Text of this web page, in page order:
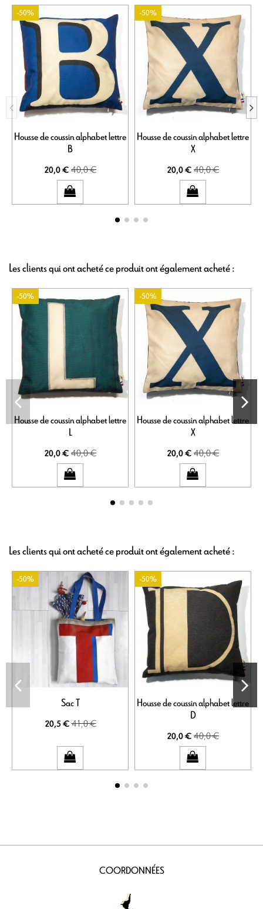
-50%
Housse de coussin alphabet lettre
B
20,0 €40,0 €
-50%
Housse de coussin alphabet lettre
X
20,0 €40,0 €
Les clients qui ont acheté ce produit ont également acheté :
-50%
Housse de coussin alphabet lettre
L
20,0 €40,0 €
-50%
Housse de coussin alphabet lettre
X
20,0 €40,0 €
Les clients qui ont acheté ce produit ont également acheté :
-50%
Sac T
20,5 €41,0 €
-50%
Housse de coussin alphabet lettre
D
20,0 €40,0 €
COORDONNÉES